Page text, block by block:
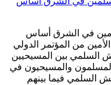
في الشرق أساس
من المؤتمر الدولي
السلمي بين المسيحيين
والمسيحيون في
السلمي فيما بينهم